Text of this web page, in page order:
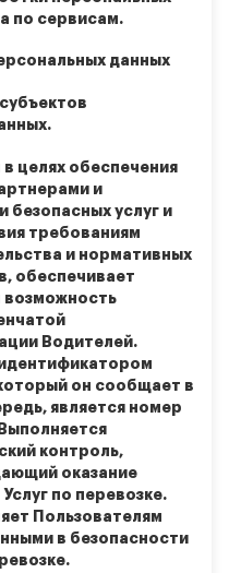
по сервисам.
данных
целях обеспечения
и
безопасных услуг и
требованиям
и нормативных
обеспечивает
возможность
Водителей.
он сообщает в
является номер
контроль,
оказание
по перевозке.
Пользователям
в безопасности